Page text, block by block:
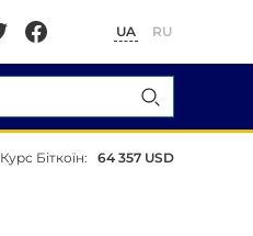
UA RU
Курс Біткоїн: 64 357 USD